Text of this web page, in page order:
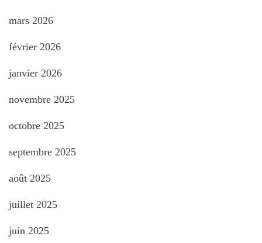
mars 2026
février 2026
janvier 2026
novembre 2025
octobre 2025
septembre 2025
août 2025
juillet 2025
juin 2025